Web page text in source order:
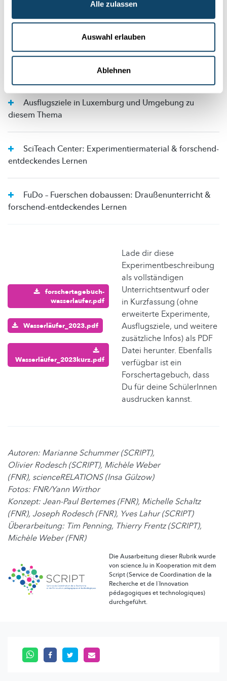
Alle zulassen
Auswahl erlauben
Ablehnen
Erweiterte Experimente
Zum Konzept dieser Rubrik: Wissenschaftliche
diesem Thema
entdeckendes Lernen
forschend-entdeckendes Lernen
forschertagebuch-
wasserlaufer.pdf
Wasserläufer_2023.pdf
Wasserläufer_2023kurz.pdf
Lade dir diese
Experimentbeschreibung
als vollständigen
Unterrichtsentwurf oder
in Kurzfassung (ohne
erweiterte Experimente,
Ausflugsziele, und weitere
zusätzliche Infos) als PDF
Datei herunter. Ebenfalls
verfügbar ist ein
Forschertagebuch, dass
Du für deine SchülerInnen
ausdrucken kannst.
Autoren: Marianne Schummer (SCRIPT),
Olivier Rodesch (SCRIPT), Michèle Weber
(FNR), scienceRELATIONS (Insa Gülzow)
Fotos: FNR/Yann Wirthor
Konzept: Jean-Paul Bertemes (FNR), Michelle Schaltz
(FNR), Joseph Rodesch (FNR), Yves Lahur (SCRIPT)
Überarbeitung: Tim Penning, Thierry Frentz (SCRIPT),
Michèle Weber (FNR)
Die Ausarbeitung dieser Rubrik wurde
von science.lu in Kooperation mit dem
Script (Service de Coordination de la
Recherche et de l´Innovation
pédagogiques et technologiques)
durchgeführt.